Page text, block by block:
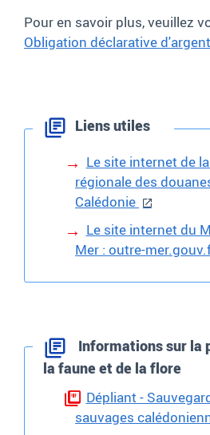
Pour en savoir plus, veuillez
Obligation déclarative
Liens utiles
Le site internet de
régionale des
Calédonie
Le site internet du
Mer : outre-
Informations sur la
la faune et de la flore
Dépliant -
sauvages